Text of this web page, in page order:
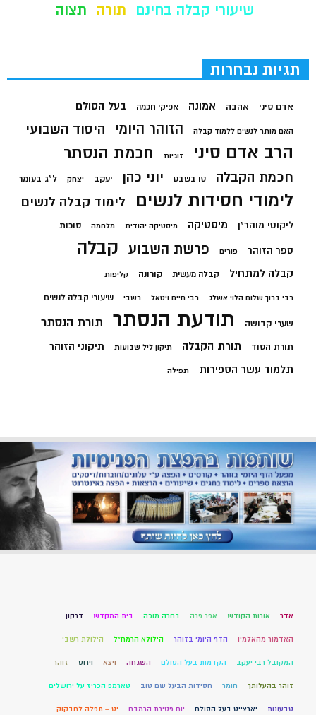
שיעורי קבלה בחינם
תורה תצוה
תגיות נבחרות
אדם סיני אהבה אמונה אפיקי חכמה בעל הסולם
האם מותר לנשים ללמוד קבלה הזוהר היומי היסוד השבועי
הרב אדם סיני זוגיות חכמת הנסתר
חכמת הקבלה טו בשבט יוני כהן יעקב יצחק ל"ג בעומר
לימודי חסידות לנשים לימוד קבלה לנשים
ליקוטי מוהר"ן מיסטיקה מיסטיקה יהודית מלחמה סוכות
ספר הזוהר פורים פרשת השבוע קבלה
קבלה למתחיל קבלה מעשית קורונה קליפות
רבי ברוך שלום הלוי אשלג רבי חיים ויטאל רשבי שיעורי קבלה לנשים
שערי קדושה תודעת הנסתר תורת הנסתר
תורת הסוד תורת הקבלה תיקון ליל שבועות תיקוני הזוהר
תלמוד עשר הספירות תפילה
אדר אורות הקודש אפר פרה בחרה מוכה בית המקדש דרקון
האדמור מהאלמין הדף היומי בזוהר הילולא הרמח"ל הילולת רשבי
המקובל רבי יעקב הקדמות בעל הסולם השגחה ויצא וירוס זוהר
זוהר בהעלותך חומר חסידות הבעל שם טוב טארמפ הכריז על ירושלים
טבעונות יארצייט בעל הסולם יום פטירת הרמבם יט – תפלה לחבקוק